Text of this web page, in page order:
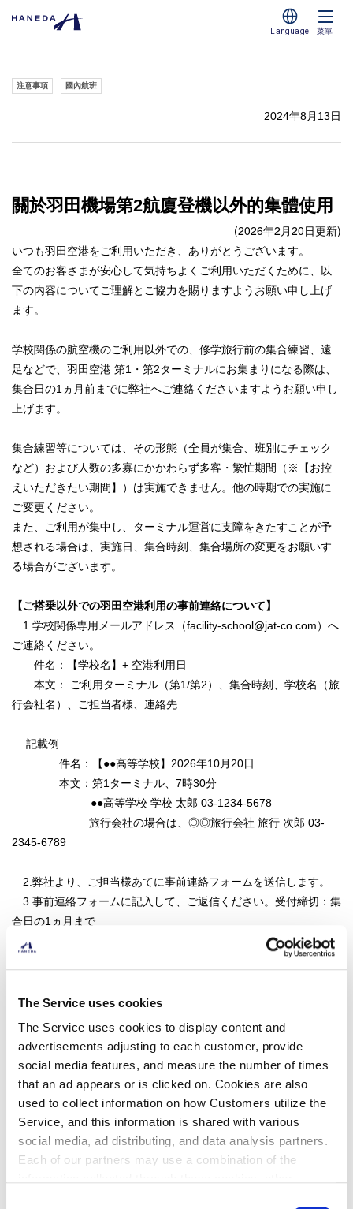
The Service uses cookies
The Service uses cookies to display content and
advertisements adjusting to each customer, provide
social media features, and measure the number of times
that an ad appears or is clicked on. Cookies are also
used to collect information on how Customers utilize the
Service, and this information is shared with various
social media, ad distributing, and data analysis partners.
Each of our partners may use a combination of the
Language 菜單
注意事項 國內航班
2024年8月13日
關於羽田機場第2航廈登機以外的集體使用
(2026年2月20日更新)
いつも羽田空港をご利用いただき、ありがとうございます。
全てのお客さまが安心して気持ちよくご利用いただくために、以
下の内容についてご理解とご協力を賜りますようお願い申し上げ
ます。
学校関係の航空機のご利用以外での、修学旅行前の集合練習、遠
足などで、羽田空港 第1・第2ターミナルにお集まりになる際は、
集合日の1ヵ月前までに弊社へご連絡くださいますようお願い申し
上げます。
集合練習等については、その形態（全員が集合、班別にチェック
など）および人数の多寡にかかわらず多客・繁忙期間（※【お控
えいただきたい期間】）は実施できません。他の時期での実施に
ご変更ください。
また、ご利用が集中し、ターミナル運営に支障をきたすことが予
想される場合は、実施日、集合時刻、集合場所の変更をお願いす
る場合がございます。
【ご搭乗以外での羽田空港利用の事前連絡について】
1.学校関係専用メールアドレス（facility-school@jat-co.com）へ
ご連絡ください。
件名：【学校名】+ 空港利用日
本文： ご利用ターミナル（第1/第2）、集合時刻、学校名（旅
行会社名）、ご担当者様、連絡先
記載例
件名：【●●高等学校】2026年10月20日
本文：第1ターミナル、7時30分
●●高等学校 学校 太郎 03-1234-5678
旅行会社の場合は、◎◎旅行会社 旅行 次郎 03-
2345-6789
2.弊社より、ご担当様あてに事前連絡フォームを送信します。
3.事前連絡フォームに記入して、ご返信ください。受付締切：集
合日の1ヵ月まで
4.到着後、1週間以内に利用の承認可否、利用条件のメールを返
※【お控えいただきたい期間】以下の期間は、混雑が見込まれま
2026年度
・2026年4月24日(金)～5月10日(日）
・2026年8月7日(金)～8月16日(日)
・2026年12月25日(金)～2027年1月3日(日)
2027年度
・2027年4月23日(金)～5月10日(月）